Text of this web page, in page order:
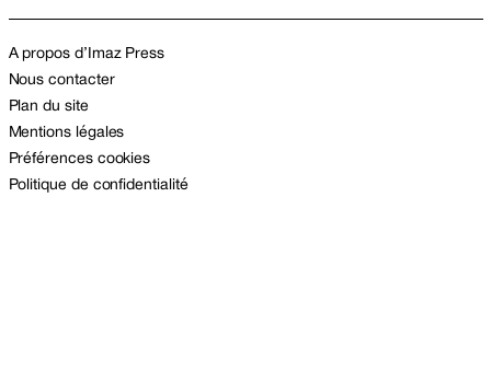
A propos d’Imaz Press
Nous contacter
Plan du site
Mentions légales
Préférences cookies
Politique de confidentialité